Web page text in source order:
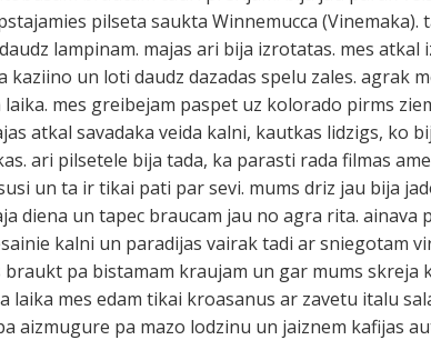
pilseta saukta Winnemucca
lampinam. majas ari bija izrotatas. mes atkal
un loti daudz dazadas spelu zales. agrak
mes greibejam paspet uz kolorado pirms
atkal savadaka veida kalni, kautkas lidzigs, ko
ari pilsetele bija tada, ka parasti rada filmas
un ta ir tikai pati par sevi. mums driz jau bija
diena un tapec braucam jau no agra rita. ainava
kalni un paradijas vairak tadi ar sniegotam
braukt pa bistamam kraujam un gar mums skreja
laika mes edam tikai kroasanus ar zavetu italu
aizmugure pa mazo lodzinu un jaiznem kafijas